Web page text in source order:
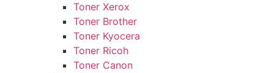
Toner Xerox
Toner Brother
Toner Kyocera
Toner Ricoh
Toner Canon